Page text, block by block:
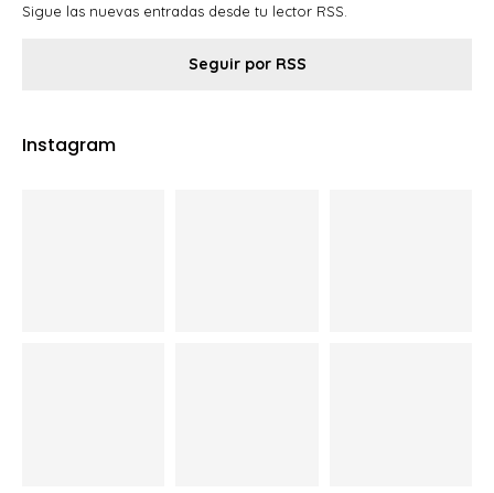
Sigue las nuevas entradas desde tu lector RSS.
Seguir por RSS
Instagram